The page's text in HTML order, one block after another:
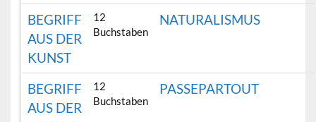
BEGRIFF
AUS DER
KUNST
12
Buchstaben
NATURALISMUS
BEGRIFF
AUS DER
12
Buchstaben
PASSEPARTOUT